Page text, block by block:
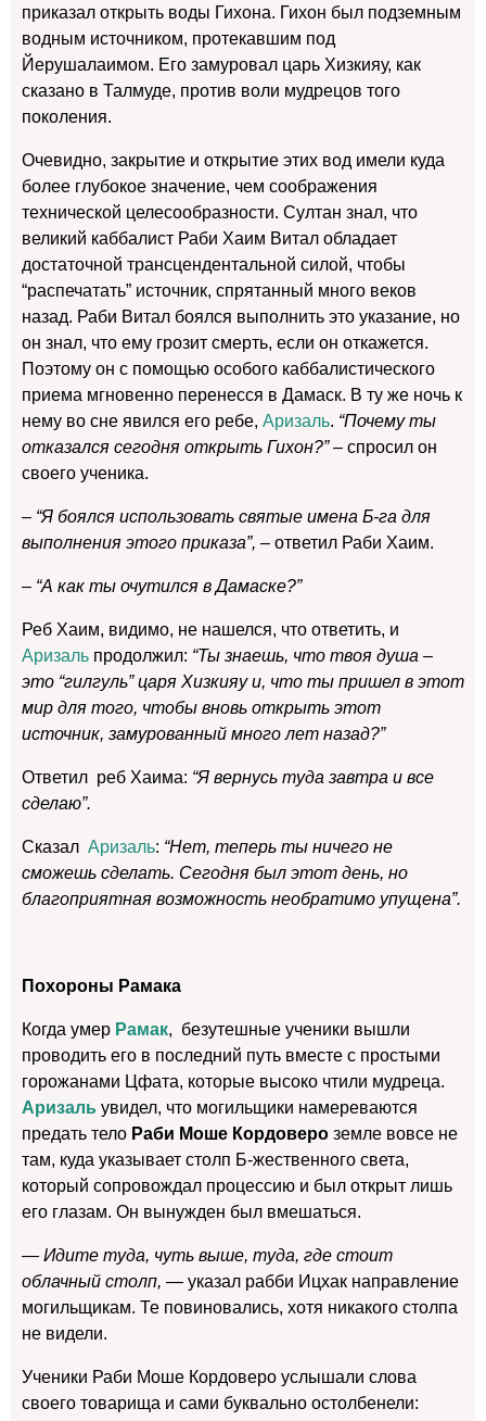
приказал открыть воды Гихона. Гихон был подземным
водным источником, протекавшим под
Йерушалаимом. Его замуровал царь Хизкияу, как
сказано в Талмуде, против воли мудрецов того
поколения.
Очевидно, закрытие и открытие этих вод имели куда
более глубокое значение, чем соображения
технической целесообразности. Султан знал, что
великий каббалист Раби Хаим Витал обладает
достаточной трансцендентальной силой, чтобы
“распечатать” источник, спрятанный много веков
назад. Раби Витал боялся выполнить это указание, но
он знал, что ему грозит смерть, если он откажется.
Поэтому он с помощью особого каббалистического
приема мгновенно перенесся в Дамаск. В ту же ночь к
нему во сне явился его ребе, Аризаль. “Почему ты
отказался сегодня открыть Гихон?”– спросил он
своего ученика.
– “Я боялся использовать святые имена Б-га для
выполнения этого приказа”, – ответил Раби Хаим.
– “А как ты очутился в Дамаске?”
Реб Хаим, видимо, не нашелся, что ответить, и
Аризаль продолжил: “Ты знаешь, что твоя душа –
это “гилгуль” царя Хизкияу и, что ты пришел в этот
мир для того, чтобы вновь открыть этот
источник, замурованный много лет назад?”
Ответил реб Хаима: “Я вернусь туда завтра и все
сделаю”.
Сказал Аризаль: “Нет, теперь ты ничего не
сможешь сделать. Сегодня был этот день, но
благоприятная возможность необратимо упущена”.
Похороны Рамака
Когда умер Рамак, безутешные ученики вышли
проводить его в последний путь вместе с простыми
горожанами Цфата, которые высоко чтили мудреца.
Аризаль увидел, что могильщики намереваются
предать тело Раби Моше Кордоверо земле вовсе не
там, куда указывает столп Б-жественного света,
который сопровождал процессию и был открыт лишь
его глазам. Он вынужден был вмешаться.
— Идите туда, чуть выше, туда, где стоит
облачный столп, — указал рабби Ицхак направление
могильщикам. Те повиновались, хотя никакого столпа
не видели.
Ученики Раби Моше Кордоверо услышали слова
своего товарища и сами буквально остолбенели: